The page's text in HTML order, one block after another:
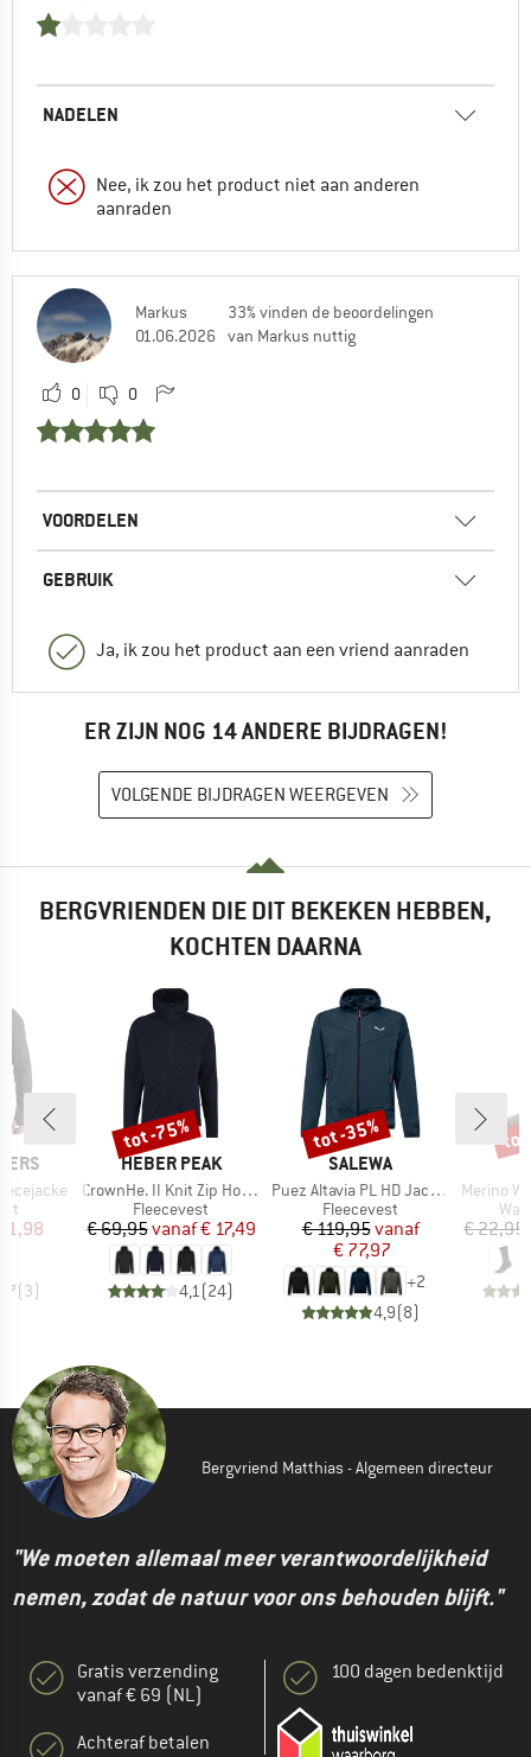
NADELEN
Nee, ik zou het product niet aan anderen
aanraden
Markus
01.06.2026
33% vinden de beoordelingen
van Markus nuttig
0 0
VOORDELEN
GEBRUIK
Ja, ik zou het product aan een vriend aanraden
ER ZIJN NOG 14 ANDERE BIJDRAGEN!
VOLGENDE BIJDRAGEN WEERGEVEN
BERGVRIENDEN DIE DIT BEKEKEN HEBBEN,
KOCHTEN DAARNA
prijs
(3)
MERK
HEBER PEAK
Artikel
CrownHe. II Knit Zip Hoody
Productgroep
Fleecevest
Prijs
€ 69,95 Verlaagde prijs
vanaf€ 17,49
4,1(24)
Korting
tot -75%
MERK
SALEWA
Artikel
Puez Altavia PL HD Jacket
Productgroep
Fleecevest
Prijs
€ 119,95Verlaagde prijs
vanaf
€ 77,97
+2
4,9(8)
Korting
tot -35%
Artikel
Merino Wool
€ 22,95
tot
Bergvriend Matthias - Algemeen directeur
"We moeten allemaal meer verantwoordelijkheid
nemen, zodat de natuur voor ons behouden blijft."
Gratis verzending
vanaf € 69 (NL)
Achteraf betalen
100 dagen bedenktijd